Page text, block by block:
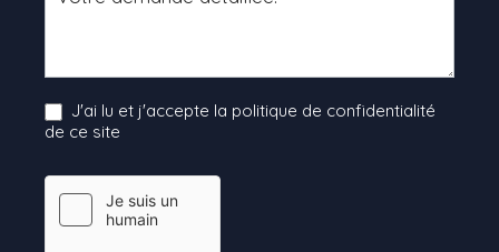
J'ai lu et j'accepte la politique de confidentialité
de ce site